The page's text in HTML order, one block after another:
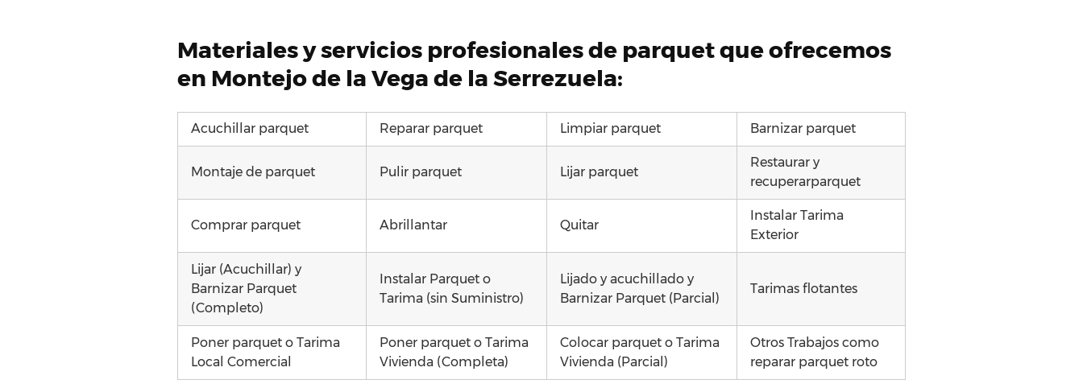
Materiales y servicios profesionales de parquet que ofrecemos
en Montejo de la Vega de la Serrezuela:
Acuchillar parquet Reparar parquet Limpiar parquet Barnizar parquet
Montaje de parquet Pulir parquet Lijar parquet
Restaurar y
recuperarparquet
Comprar parquet Abrillantar Quitar
Instalar Tarima
Exterior
Lijar (Acuchillar) y
Barnizar Parquet
(Completo)
Instalar Parquet o
Tarima (sin Suministro)
Lijado y acuchillado y
Barnizar Parquet (Parcial)
Tarimas flotantes
Poner parquet o Tarima
Local Comercial
Poner parquet o Tarima
Vivienda (Completa)
Colocar parquet o Tarima
Vivienda (Parcial)
Otros Trabajos como
reparar parquet roto